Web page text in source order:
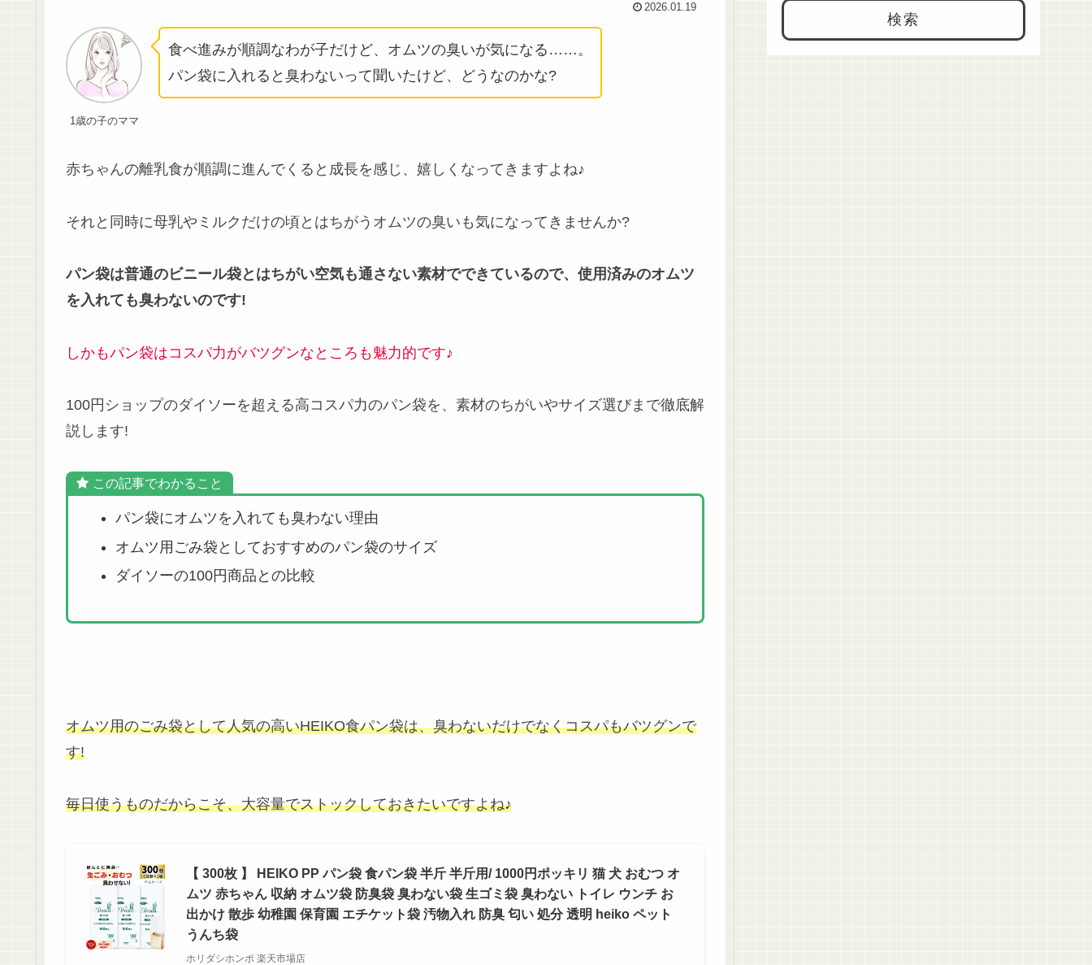
2026.01.19
1歳の子のママ
食べ進みが順調なわが子だけど、オムツの臭いが気になる……。
パン袋に入れると臭わないって聞いたけど、どうなのかな?
赤ちゃんの離乳食が順調に進んでくると成長を感じ、嬉しくなってきますよね♪
それと同時に母乳やミルクだけの頃とはちがうオムツの臭いも気になってきませんか?
パン袋は普通のビニール袋とはちがい空気も通さない素材でできているので、使用済みのオムツ
を入れても臭わないのです!
しかもパン袋はコスパ力がバツグンなところも魅力的です♪
100円ショップのダイソーを超える高コスパ力のパン袋を、素材のちがいやサイズ選びまで徹底解
説します!
この記事でわかること
パン袋にオムツを入れても臭わない理由
オムツ用ごみ袋としておすすめのパン袋のサイズ
ダイソーの100円商品との比較
オムツ用のごみ袋として人気の高いHEIKO食パン袋は、臭わないだけでなくコスパもバツグンで
す!
毎日使うものだからこそ、大容量でストックしておきたいですよね♪
【 300枚 】 HEIKO PP パン袋 食パン袋 半斤 半斤用/ 1000円ポッキリ 猫 犬 おむつ オ
ムツ 赤ちゃん 収納 オムツ袋 防臭袋 臭わない袋 生ゴミ袋 臭わない トイレ ウンチ お
出かけ 散歩 幼稚園 保育園 エチケット袋 汚物入れ 防臭 匂い 処分 透明 heiko ペット
うんち袋
ホリダシホンポ 楽天市場店